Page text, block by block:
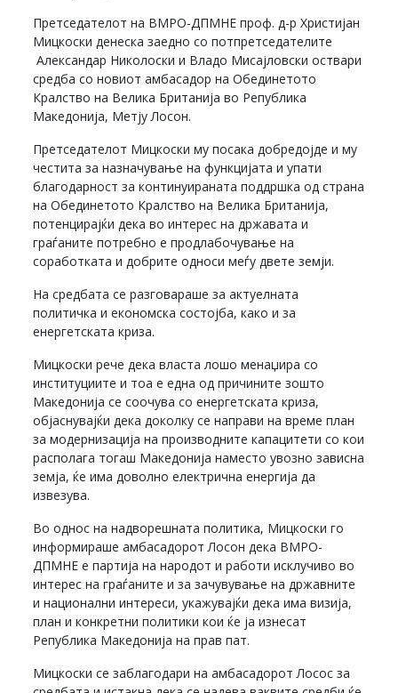
Претседателот на ВМРО-ДПМНЕ проф. д-р Христијан
Мицкоски денеска заедно со потпретседателите
Александар Николоски и Владо Мисајловски оствари
средба со новиот амбасадор на Обединетото
Кралство на Велика Британија во Република
Македонија, Метју Лосон.
Претседателот Мицкоски му посака добредојде и му
честита за назначување на функцијата и упати
благодарност за континуираната поддршка од страна
на Обединетото Кралство на Велика Британија,
потенцирајќи дека во интерес на државата и
граѓаните потребно е продлабочување на
соработката и добрите односи меѓу двете земји.
На средбата се разговараше за актуелната
политичка и економска состојба, како и за
енергетската криза.
Мицкоски рече дека власта лошо менаџира со
институциите и тоа е една од причините зошто
Македонија се соочува со енергетската криза,
објаснувајќи дека доколку се направи на време план
за модернизација на производните капацитети со кои
располага тогаш Македонија наместо увозно зависна
земја, ќе има доволно електрична енергија да
извезува.
Во однос на надворешната политика, Мицкоски го
информираше амбасадорот Лосон дека ВМРО-
ДПМНЕ е партија на народот и работи исклучиво во
интерес на граѓаните и за зачувување на државните
и национални интереси, укажувајќи дека има визија,
план и конкретни политики кои ќе ја изнесат
Република Македонија на прав пат.
Мицкоски се заблагодари на амбасадорот Лосос за